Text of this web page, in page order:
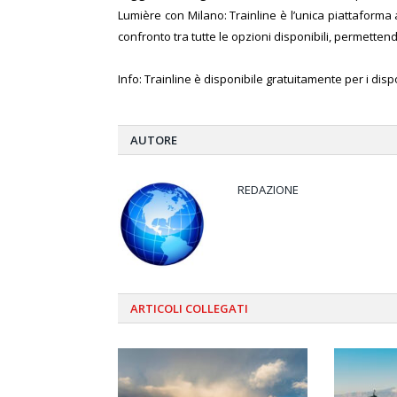
Lumière con Milano: Trainline è l’unica
confronto tra tutte le opzioni disponibili,
Info: Trainline è disponibile gratuitamente per i
AUTORE
REDAZIONE
ARTICOLI COLLEGATI